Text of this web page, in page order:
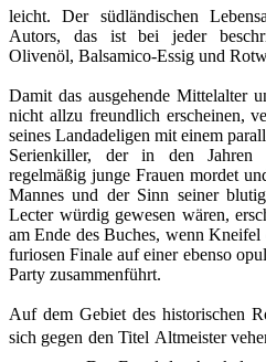
leicht. Der südländischen
Autors, das ist bei jeder
Olivenöl, Balsamico-Essig und
Damit das ausgehende Mittelalter
nicht allzu freundlich erscheinen,
seines Landadeligen mit einem
Serienkiller, der in den Jahren
regelmäßig junge Frauen mordet
Mannes und der Sinn seiner
Lecter würdig gewesen wären,
am Ende des Buches, wenn
furiosen Finale auf einer ebenso
Party zusammenführt.
Auf dem Gebiet des historischen
sich gegen den Titel Altmeister